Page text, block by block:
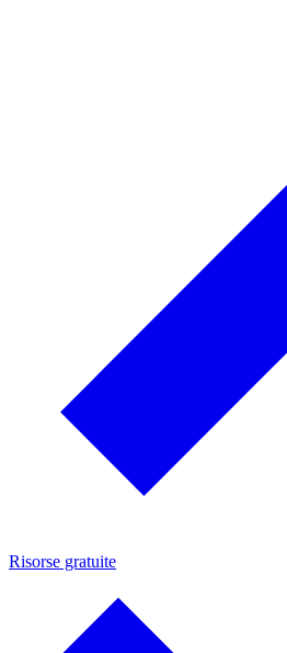
Risorse gratuite